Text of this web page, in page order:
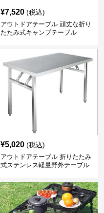
¥7,520 (税込)
アウトドアテーブル 頑丈な折り
たたみ式キャンプテーブル
¥5,020 (税込)
アウトドアテーブル 折りたたみ
式ステンレス軽量野外テーブル